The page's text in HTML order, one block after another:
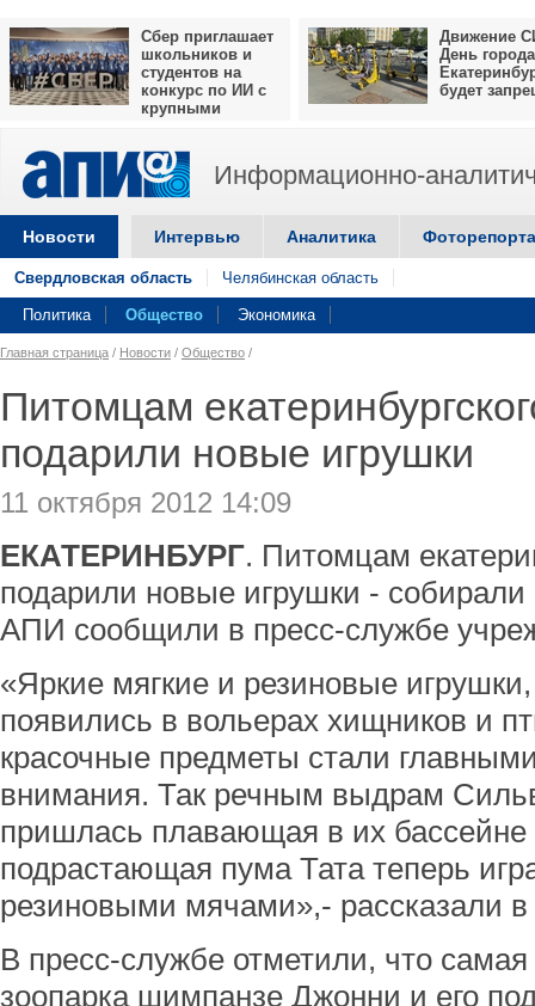
Сбер приглашает
школьников и
студентов на
конкурс по ИИ с
крупными
Движение
День города
будет
Информационно-
Новости Интервью Аналитика
Свердловская область Челябинская область
Политика Общество Экономика
Главная страница / Новости / Общество /
Питомцам
подарили новые игрушки
11 октября 2012 14:09
ЕКАТЕРИНБУРГ. Питомцам
подарили новые игрушки -
АПИ сообщили в пресс-службе
«Яркие мягкие и резиновые
появились в вольерах хищников и
красочные предметы стали
внимания. Так речным выдрам
пришлась плавающая в их бассейне
подрастающая пума Тата теперь
резиновыми мячами»,- рассказали в
В пресс-службе отметили, что
зоопарка шимпанзе Джонни и его